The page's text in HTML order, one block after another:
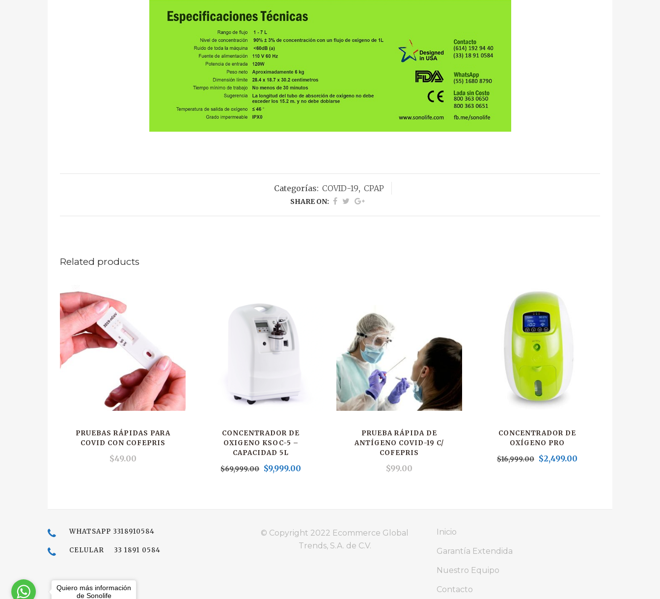
Categorías: COVID-19, CPAP
SHARE ON:
Related products
PRUEBAS RÁPIDAS PARA
COVID CON COFEPRIS
$49.00
CONCENTRADOR DE
OXIGENO KSOC-5 –
CAPACIDAD 5L
$69,999.00 $9,999.00
PRUEBA RÁPIDA DE
ANTÍGENO COVID-19 C/
COFEPRIS
$99.00
CONCENTRADOR DE
OXÍGENO PRO
$16,999.00 $2,499.00
WHATSAPP 3318910584
CELULAR 33 1891 0584
© Copyright 2022 Ecommerce Global
Trends, S.A. de C.V.
Inicio
Garantía Extendida
Nuestro Equipo
Contacto
Quiero más información
de Sonolife